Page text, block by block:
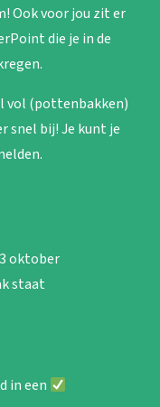
Ook voor jou zit er
die je in de
vol (pottenbakken)
snel bij! Je kunt je
oktober
staat
in een